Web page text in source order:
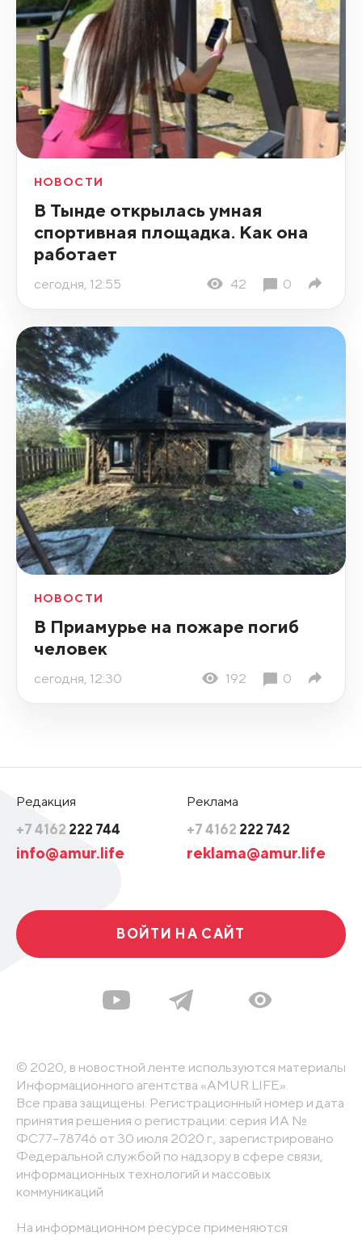
НОВОСТИ
В Тынде открылась умная
спортивная площадка. Как она
работает
сегодня, 12:55 42 0
НОВОСТИ
В Приамурье на пожаре погиб
человек
сегодня, 12:30 192 0
Редакция
+7 4162 222 744
info@amur.life
Реклама
+7 4162 222 742
reklama@amur.life
ВОЙТИ НА САЙТ
© 2020, в новостной ленте используются материалы
Информационного агентства «AMUR.LIFE».
Все права защищены. Регистрационный номер и дата
принятия решения о регистрации: серия ИА №
ФС77-78746 от 30 июля 2020 г., зарегистрировано
Федеральной службой по надзору в сфере связи,
информационных технологий и массовых
коммуникаций
На информационном ресурсе применяются